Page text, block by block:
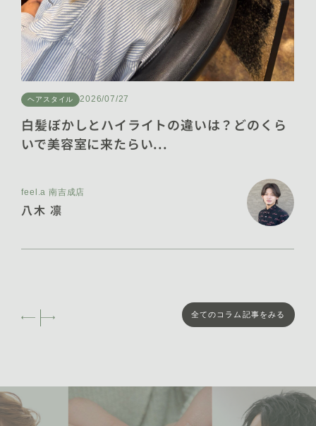
2025年5月 [9]
2025年4月 [3]
2025年3月 [9]
2025年1月 [11]
2024年4月 [3]
ヘアスタイル 2026/07/27
白髪ぼかしとハイライトの違いは？どのくら
いで美容室に来たらい...
feel.a 南吉成店
八木 凛
全てのコラム記事をみる